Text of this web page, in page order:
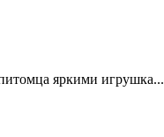
яркими игрушка...